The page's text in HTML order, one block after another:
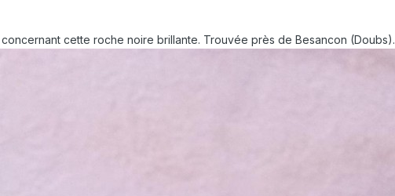
cette roche noire brillante. Trouvée près de Besancon (Doubs).